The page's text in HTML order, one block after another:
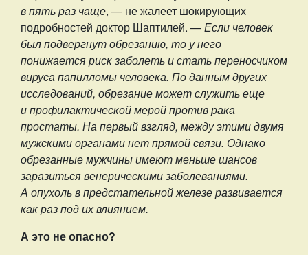
в пять раз чаще, — не жалеет шокирующих
подробностей доктор Шаптилей. —Если человек
был подвергнут обрезанию, то у него
понижается риск заболеть и стать переносчиком
вируса папилломы человека. По данным других
исследований, обрезание может служить еще
и профилактической мерой против рака
простаты. На первый взгляд, между этими двумя
мужскими органами нет прямой связи. Однако
обрезанные мужчины имеют меньше шансов
заразиться венерическими заболеваниями.
А опухоль в предстательной железе развивается
как раз под их влиянием.
А это не опасно?